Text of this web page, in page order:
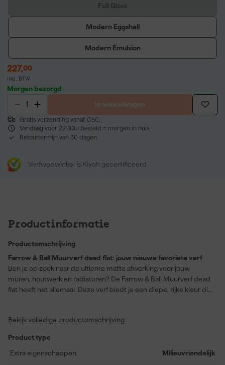
Modern Eggshell
Modern Emulsion
227,00
incl. BTW
Morgen bezorgd
In winkelwagen
Gratis verzending vanaf €50,-
Vandaag voor 22:00u besteld = morgen in huis
Retourtermijn van 30 dagen
Verfwebwinkel is Kiyoh gecertificeerd
Productinformatie
Productomschrijving
Farrow & Ball Muurverf dead flat: jouw nieuwe favoriete verf
Ben je op zoek naar de ultieme matte afwerking voor jouw
muren, houtwerk en radiatoren? De Farrow & Ball Muurverf dead
flat heeft het allemaal. Deze verf biedt je een diepe, rijke kleur die
en stofdroog na slechts 2 uur, ben je in een mum van tijd klaar.
deze milieuvriendelijke, op waterbasis verf zowel wasbaar als
slijtvast. Perfect voor gangen, woonkamers en speelkamers waar
Bekijk volledige productomschrijving
Product type
Extra eigenschappen
Milieuvriendelijk